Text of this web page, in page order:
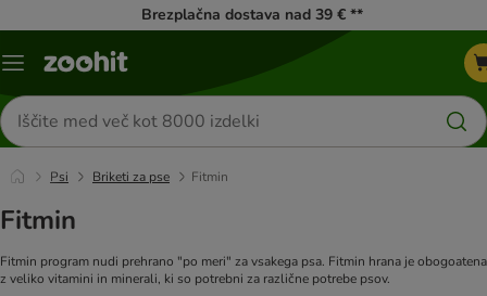
Brezplačna dostava nad 39 € **
Meni
Iskanje
izdelkov
Psi Briketi za pse Fitmin
Fitmin
Fitmin program nudi prehrano "po meri" za vsakega psa. Fitmin hrana je obogoatena
z veliko vitamini in minerali, ki so potrebni za različne potrebe psov.